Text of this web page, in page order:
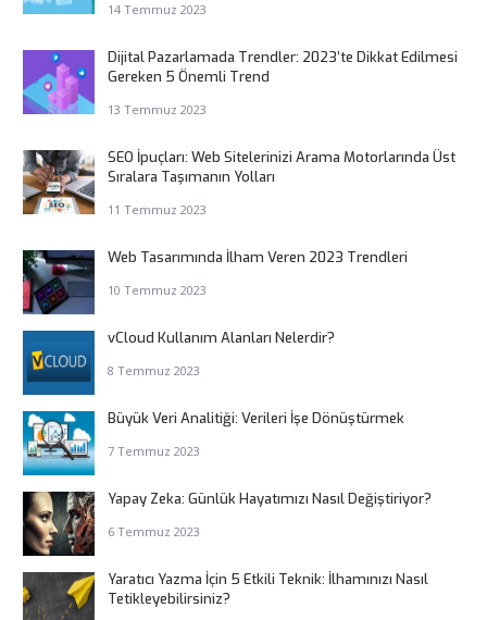
14 Temmuz 2023
Dijital Pazarlamada Trendler: 2023’te Dikkat Edilmesi
Gereken 5 Önemli Trend
13 Temmuz 2023
SEO İpuçları: Web Sitelerinizi Arama Motorlarında Üst
Sıralara Taşımanın Yolları
11 Temmuz 2023
Web Tasarımında İlham Veren 2023 Trendleri
10 Temmuz 2023
vCloud Kullanım Alanları Nelerdir?
8 Temmuz 2023
Büyük Veri Analitiği: Verileri İşe Dönüştürmek
7 Temmuz 2023
Yapay Zeka: Günlük Hayatımızı Nasıl Değiştiriyor?
6 Temmuz 2023
Yaratıcı Yazma İçin 5 Etkili Teknik: İlhamınızı Nasıl
Tetikleyebilirsiniz?